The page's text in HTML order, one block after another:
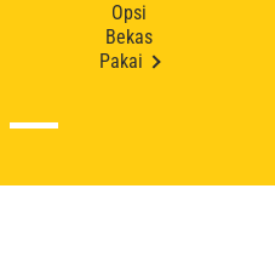
Opsi
Bekas
Pakai